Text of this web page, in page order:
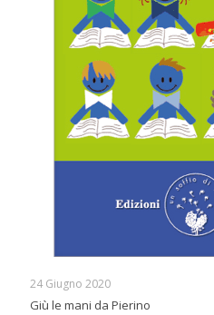
24 Giugno 2020
Giù le mani da Pierino